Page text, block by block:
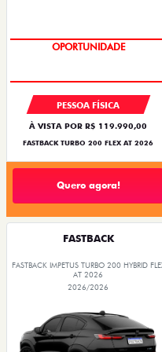
OPORTUNIDADE
PESSOA FÍSICA
À VISTA POR R$ 119.990,00
FASTBACK TURBO 200 FLEX AT 2026
Quero agora!
FASTBACK
FASTBACK IMPETUS TURBO 200 HYBRID
AT 2026
2026/2026